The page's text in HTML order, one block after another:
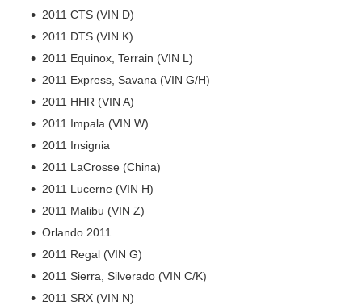
2011 CTS (VIN D)
2011 DTS (VIN K)
2011 Equinox, Terrain (VIN L)
2011 Express, Savana (VIN G/H)
2011 HHR (VIN A)
2011 Impala (VIN W)
2011 Insignia
2011 LaCrosse (China)
2011 Lucerne (VIN H)
2011 Malibu (VIN Z)
Orlando 2011
2011 Regal (VIN G)
2011 Sierra, Silverado (VIN C/K)
2011 SRX (VIN N)